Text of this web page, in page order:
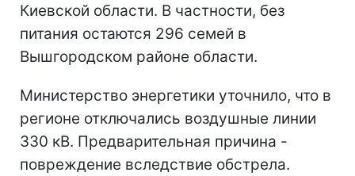
Киевской области. В частности, без
питания остаются 296 семей в
Вышгородском районе области.
Министерство энергетики уточнило, что в
регионе отключались воздушные линии
330 кВ. Предварительная причина -
повреждение вследствие обстрела.